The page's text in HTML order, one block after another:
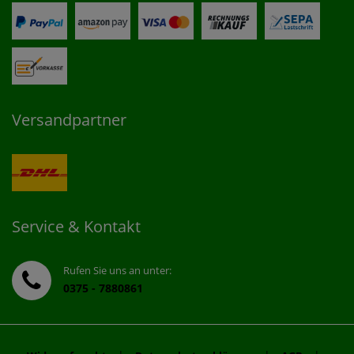
Versandpartner
Service & Kontakt
Rufen Sie uns an unter:
0375 - 7880861